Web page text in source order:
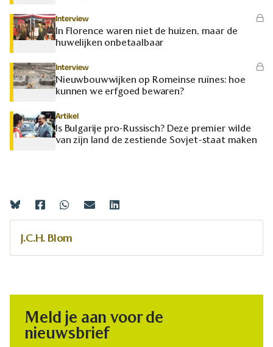
Interview
In Florence waren niet de huizen, maar de
huwelijken onbetaalbaar
Interview
Nieuwbouwwijken op Romeinse ruïnes: hoe
kunnen we erfgoed bewaren?
Artikel
Is Bulgarije pro-Russisch? Deze premier wilde
van zijn land de zestiende Sovjet-staat maken
J.C.H. Blom
Meld je aan voor de
nieuwsbrief